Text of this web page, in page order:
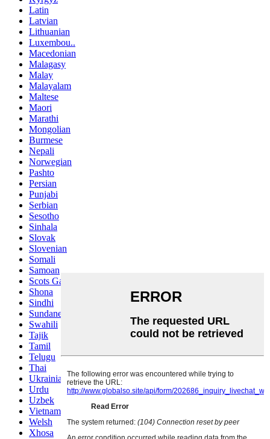
Latin
Latvian
Lithuanian
Luxembou..
Macedonian
Malagasy
Malay
Malayalam
Maltese
Maori
Marathi
Mongolian
Burmese
Nepali
Norwegian
Pashto
Persian
Punjabi
Serbian
Sesotho
Sinhala
Slovak
Slovenian
Somali
Samoan
Scots Gaelic
Shona
Sindhi
Sundanese
Swahili
Tajik
Tamil
Telugu
Thai
Ukrainian
Urdu
Uzbek
Vietnamese
Welsh
Xhosa